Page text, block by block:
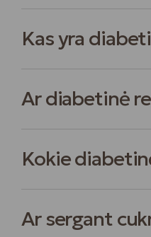
Kas yra
Ar diabetinė
Kokie
Ar sergant